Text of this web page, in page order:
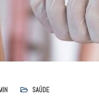
SAÚDE